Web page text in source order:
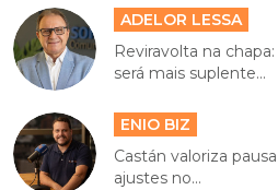
ADELOR LESSA
Reviravolta na
será mais suplente...
ENIO BIZ
Castán valoriza
ajustes no...